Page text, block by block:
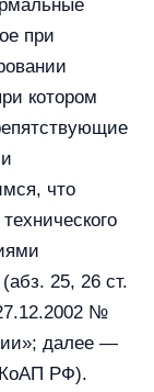
при
котором
что
25, 26 ст.
№
далее —
РФ).